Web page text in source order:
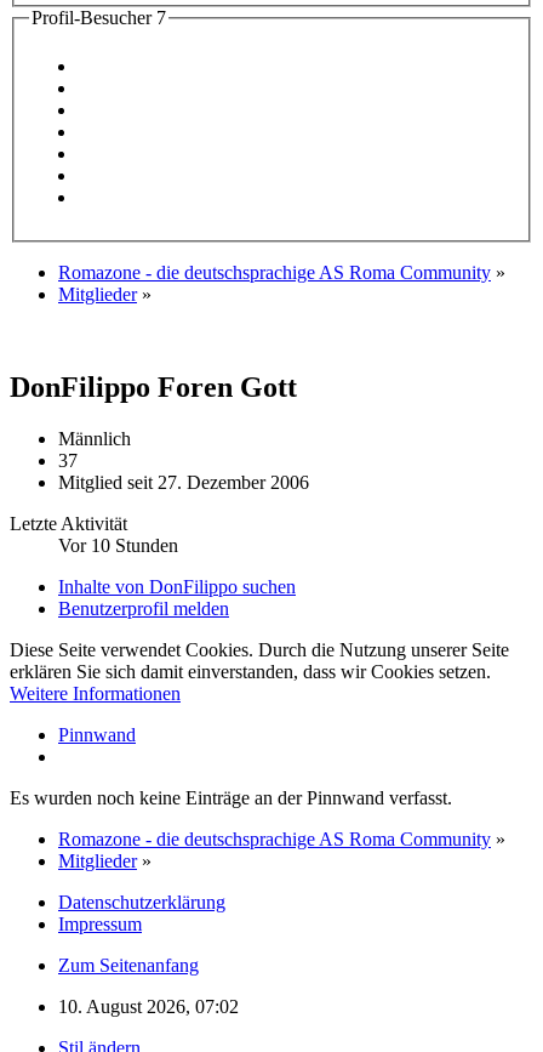
Profil-Besucher 7
Romazone - die deutschsprachige AS Roma Community »
Mitglieder »
DonFilippo Foren Gott
Männlich
37
Mitglied seit 27. Dezember 2006
Letzte Aktivität
Vor 10 Stunden
Inhalte von DonFilippo suchen
Benutzerprofil melden
Diese Seite verwendet Cookies. Durch die Nutzung unserer Seite
erklären Sie sich damit einverstanden, dass wir Cookies setzen.
Weitere Informationen
Pinnwand
Es wurden noch keine Einträge an der Pinnwand verfasst.
Romazone - die deutschsprachige AS Roma Community »
Mitglieder »
Datenschutzerklärung
Impressum
Zum Seitenanfang
10. August 2026, 07:02
Stil ändern